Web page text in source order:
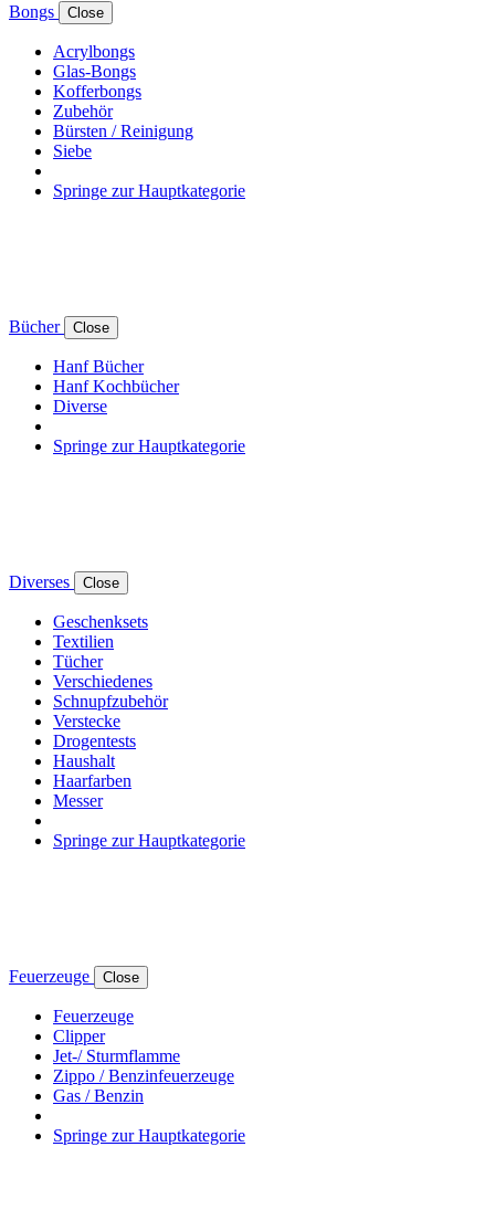
Bongs Close
Acrylbongs
Glas-Bongs
Kofferbongs
Zubehör
Bürsten / Reinigung
Siebe
Springe zur Hauptkategorie
Bücher Close
Hanf Bücher
Hanf Kochbücher
Diverse
Springe zur Hauptkategorie
Diverses Close
Geschenksets
Textilien
Tücher
Verschiedenes
Schnupfzubehör
Verstecke
Drogentests
Haushalt
Haarfarben
Messer
Springe zur Hauptkategorie
Feuerzeuge Close
Feuerzeuge
Clipper
Jet-/ Sturmflamme
Zippo / Benzinfeuerzeuge
Gas / Benzin
Springe zur Hauptkategorie